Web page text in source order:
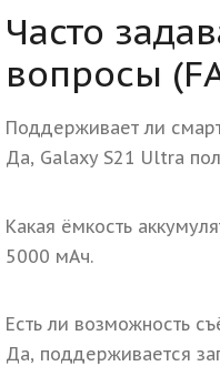
Часто
вопросы
Поддерживает ли
Да, Galaxy S21 Ultra
Какая ёмкость
5000 мАч.
Есть ли возможность
Да, поддерживается